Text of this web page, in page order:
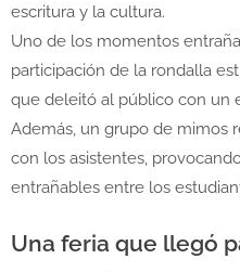
escritura y la cultura.
Uno de los momentos
participación de la rondalla
que deleitó al público con un
Además, un grupo de mimos
con los asistentes,
entrañables entre los
Una feria que llegó